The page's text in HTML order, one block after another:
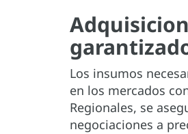
Los insumos
en los mercados
Regionales, se
negociaciones a